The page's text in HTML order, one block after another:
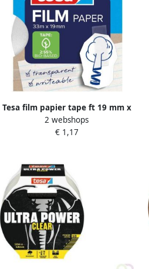
Tesa film papier tape ft 19 mm x
10 m transparant
2 webshops
€ 1,17